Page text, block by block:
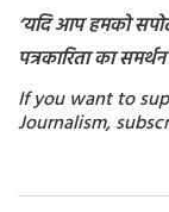
‘यदि आप हमको
पत्रकारिता का
If you want to
Journalism,